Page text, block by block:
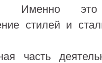
Именно это
стилей и
часть